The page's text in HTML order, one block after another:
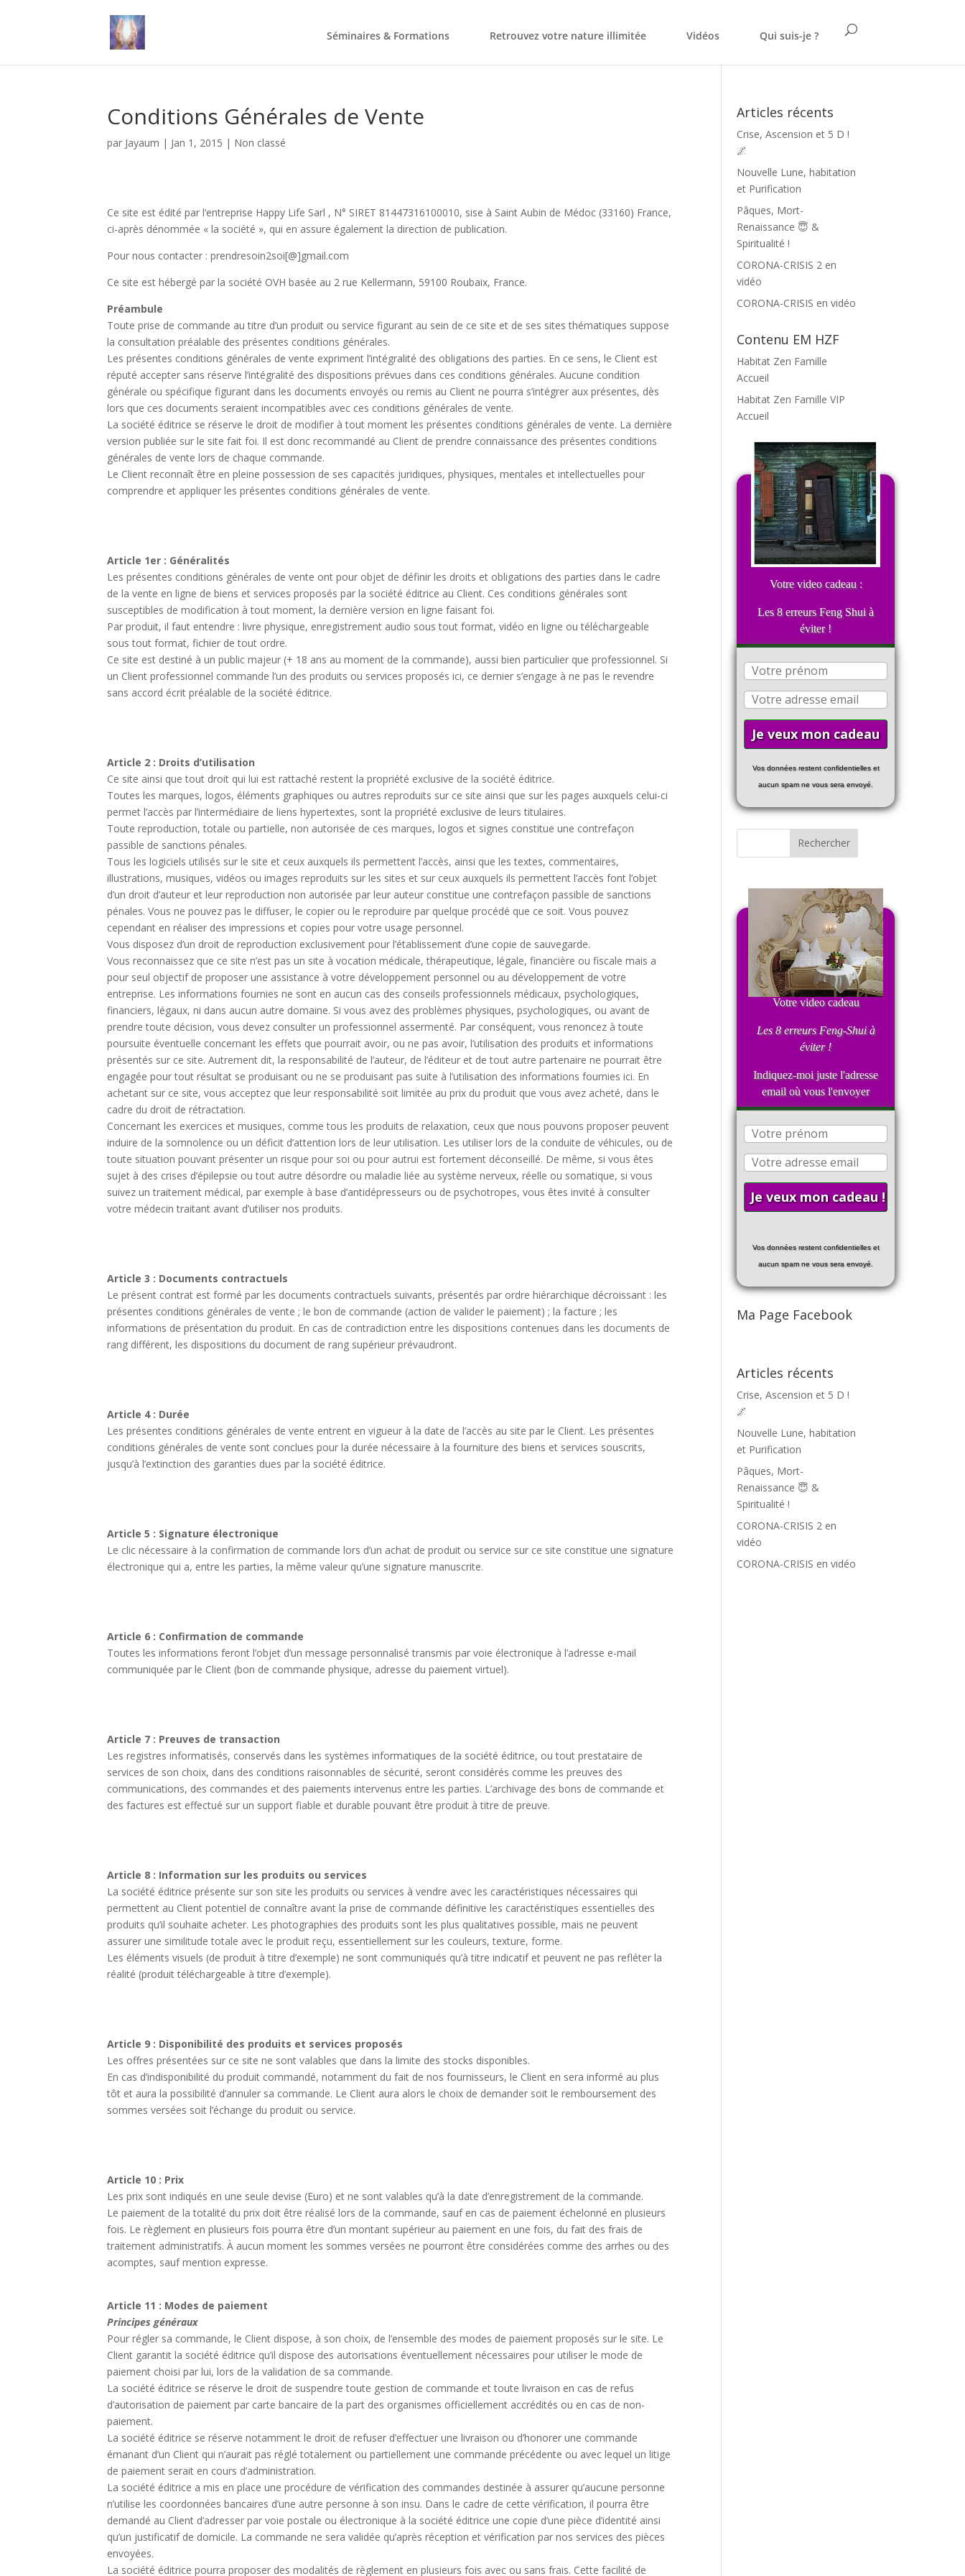
Séminaires & Formations Retrouvez votre nature illimitée Vidéos Qui suis-je ?
Conditions Générales de Vente
par Jayaum | Jan 1, 2015 | Non classé
Ce site est édité par l’entreprise Happy Life Sarl , N° SIRET 81447316100010, sise à Saint Aubin de Médoc (33160) France,
ci-après dénommée « la société », qui en assure également la direction de publication.
Pour nous contacter : prendresoin2soi[@]gmail.com
Ce site est hébergé par la société OVH basée au 2 rue Kellermann, 59100 Roubaix, France.
Préambule
Toute prise de commande au titre d’un produit ou service figurant au sein de ce site et de ses sites thématiques suppose
la consultation préalable des présentes conditions générales.
Les présentes conditions générales de vente expriment l’intégralité des obligations des parties. En ce sens, le Client est
réputé accepter sans réserve l’intégralité des dispositions prévues dans ces conditions générales. Aucune condition
générale ou spécifique figurant dans les documents envoyés ou remis au Client ne pourra s’intégrer aux présentes, dès
lors que ces documents seraient incompatibles avec ces conditions générales de vente.
La société éditrice se réserve le droit de modifier à tout moment les présentes conditions générales de vente. La dernière
version publiée sur le site fait foi. Il est donc recommandé au Client de prendre connaissance des présentes conditions
générales de vente lors de chaque commande.
Le Client reconnaît être en pleine possession de ses capacités juridiques, physiques, mentales et intellectuelles pour
comprendre et appliquer les présentes conditions générales de vente.
Article 1er : Généralités
Les présentes conditions générales de vente ont pour objet de définir les droits et obligations des parties dans le cadre
de la vente en ligne de biens et services proposés par la société éditrice au Client. Ces conditions générales sont
susceptibles de modification à tout moment, la dernière version en ligne faisant foi.
Par produit, il faut entendre : livre physique, enregistrement audio sous tout format, vidéo en ligne ou téléchargeable
sous tout format, fichier de tout ordre.
Ce site est destiné à un public majeur (+ 18 ans au moment de la commande), aussi bien particulier que professionnel. Si
un Client professionnel commande l’un des produits ou services proposés ici, ce dernier s’engage à ne pas le revendre
sans accord écrit préalable de la société éditrice.
Article 2 : Droits d’utilisation
Ce site ainsi que tout droit qui lui est rattaché restent la propriété exclusive de la société éditrice.
Toutes les marques, logos, éléments graphiques ou autres reproduits sur ce site ainsi que sur les pages auxquels celui-ci
permet l’accès par l’intermédiaire de liens hypertextes, sont la propriété exclusive de leurs titulaires.
Toute reproduction, totale ou partielle, non autorisée de ces marques, logos et signes constitue une contrefaçon
passible de sanctions pénales.
Tous les logiciels utilisés sur le site et ceux auxquels ils permettent l’accès, ainsi que les textes, commentaires,
illustrations, musiques, vidéos ou images reproduits sur les sites et sur ceux auxquels ils permettent l’accès font l’objet
d’un droit d’auteur et leur reproduction non autorisée par leur auteur constitue une contrefaçon passible de sanctions
pénales. Vous ne pouvez pas le diffuser, le copier ou le reproduire par quelque procédé que ce soit. Vous pouvez
cependant en réaliser des impressions et copies pour votre usage personnel.
Vous disposez d’un droit de reproduction exclusivement pour l’établissement d’une copie de sauvegarde.
Vous reconnaissez que ce site n’est pas un site à vocation médicale, thérapeutique, légale, financière ou fiscale mais a
pour seul objectif de proposer une assistance à votre développement personnel ou au développement de votre
entreprise. Les informations fournies ne sont en aucun cas des conseils professionnels médicaux, psychologiques,
financiers, légaux, ni dans aucun autre domaine. Si vous avez des problèmes physiques, psychologiques, ou avant de
prendre toute décision, vous devez consulter un professionnel assermenté. Par conséquent, vous renoncez à toute
poursuite éventuelle concernant les effets que pourrait avoir, ou ne pas avoir, l’utilisation des produits et informations
présentés sur ce site. Autrement dit, la responsabilité de l’auteur, de l’éditeur et de tout autre partenaire ne pourrait être
engagée pour tout résultat se produisant ou ne se produisant pas suite à l’utilisation des informations fournies ici. En
achetant sur ce site, vous acceptez que leur responsabilité soit limitée au prix du produit que vous avez acheté, dans le
cadre du droit de rétractation.
Concernant les exercices et musiques, comme tous les produits de relaxation, ceux que nous pouvons proposer peuvent
induire de la somnolence ou un déficit d’attention lors de leur utilisation. Les utiliser lors de la conduite de véhicules, ou de
toute situation pouvant présenter un risque pour soi ou pour autrui est fortement déconseillé. De même, si vous êtes
sujet à des crises d’épilepsie ou tout autre désordre ou maladie liée au système nerveux, réelle ou somatique, si vous
suivez un traitement médical, par exemple à base d’antidépresseurs ou de psychotropes, vous êtes invité à consulter
votre médecin traitant avant d’utiliser nos produits.
Article 3 : Documents contractuels
Le présent contrat est formé par les documents contractuels suivants, présentés par ordre hiérarchique décroissant : les
présentes conditions générales de vente ; le bon de commande (action de valider le paiement) ; la facture ; les
informations de présentation du produit. En cas de contradiction entre les dispositions contenues dans les documents de
rang différent, les dispositions du document de rang supérieur prévaudront.
Article 4 : Durée
Les présentes conditions générales de vente entrent en vigueur à la date de l’accès au site par le Client. Les présentes
conditions générales de vente sont conclues pour la durée nécessaire à la fourniture des biens et services souscrits,
jusqu’à l’extinction des garanties dues par la société éditrice.
Article 5 : Signature électronique
Le clic nécessaire à la confirmation de commande lors d’un achat de produit ou service sur ce site constitue une signature
électronique qui a, entre les parties, la même valeur qu’une signature manuscrite.
Article 6 : Confirmation de commande
Toutes les informations feront l’objet d’un message personnalisé transmis par voie électronique à l’adresse e-mail
communiquée par le Client (bon de commande physique, adresse du paiement virtuel).
Article 7 : Preuves de transaction
Les registres informatisés, conservés dans les systèmes informatiques de la société éditrice, ou tout prestataire de
services de son choix, dans des conditions raisonnables de sécurité, seront considérés comme les preuves des
communications, des commandes et des paiements intervenus entre les parties. L’archivage des bons de commande et
des factures est effectué sur un support fiable et durable pouvant être produit à titre de preuve.
Article 8 : Information sur les produits ou services
La société éditrice présente sur son site les produits ou services à vendre avec les caractéristiques nécessaires qui
permettent au Client potentiel de connaître avant la prise de commande définitive les caractéristiques essentielles des
produits qu’il souhaite acheter. Les photographies des produits sont les plus qualitatives possible, mais ne peuvent
assurer une similitude totale avec le produit reçu, essentiellement sur les couleurs, texture, forme.
Les éléments visuels (de produit à titre d’exemple) ne sont communiqués qu’à titre indicatif et peuvent ne pas refléter la
réalité (produit téléchargeable à titre d’exemple).
Article 9 : Disponibilité des produits et services proposés
Les offres présentées sur ce site ne sont valables que dans la limite des stocks disponibles.
En cas d’indisponibilité du produit commandé, notamment du fait de nos fournisseurs, le Client en sera informé au plus
tôt et aura la possibilité d’annuler sa commande. Le Client aura alors le choix de demander soit le remboursement des
sommes versées soit l’échange du produit ou service.
Article 10 : Prix
Les prix sont indiqués en une seule devise (Euro) et ne sont valables qu’à la date d’enregistrement de la commande.
Le paiement de la totalité du prix doit être réalisé lors de la commande, sauf en cas de paiement échelonné en plusieurs
fois. Le règlement en plusieurs fois pourra être d’un montant supérieur au paiement en une fois, du fait des frais de
traitement administratifs. À aucun moment les sommes versées ne pourront être considérées comme des arrhes ou des
acomptes, sauf mention expresse.
Article 11 : Modes de paiement
Principes généraux
Pour régler sa commande, le Client dispose, à son choix, de l’ensemble des modes de paiement proposés sur le site. Le
Client garantit la société éditrice qu’il dispose des autorisations éventuellement nécessaires pour utiliser le mode de
paiement choisi par lui, lors de la validation de sa commande.
La société éditrice se réserve le droit de suspendre toute gestion de commande et toute livraison en cas de refus
d’autorisation de paiement par carte bancaire de la part des organismes officiellement accrédités ou en cas de non-
paiement.
La société éditrice se réserve notamment le droit de refuser d’effectuer une livraison ou d’honorer une commande
émanant d’un Client qui n’aurait pas réglé totalement ou partiellement une commande précédente ou avec lequel un litige
de paiement serait en cours d’administration.
La société éditrice a mis en place une procédure de vérification des commandes destinée à assurer qu’aucune personne
n’utilise les coordonnées bancaires d’une autre personne à son insu. Dans le cadre de cette vérification, il pourra être
demandé au Client d’adresser par voie postale ou électronique à la société éditrice une copie d’une pièce d’identité ainsi
qu’un justificatif de domicile. La commande ne sera validée qu’après réception et vérification par nos services des pièces
envoyées.
La société éditrice pourra proposer des modalités de règlement en plusieurs fois avec ou sans frais. Cette facilité de
Articles récents
Crise, Ascension et 5 D !
🌌
Nouvelle Lune, habitation
et Purification
Pâques, Mort-
Renaissance 😇 &
Spiritualité !
CORONA-CRISIS 2 en
vidéo
CORONA-CRISIS en vidéo
Contenu EM HZF
Habitat Zen Famille
Accueil
Habitat Zen Famille VIP
Accueil
Votre video cadeau :
Les 8 erreurs Feng Shui à
éviter !
Vos données restent confidentielles et
aucun spam ne vous sera envoyé.
Votre video cadeau
Les 8 erreurs Feng-Shuià
éviter !
Indiquez-moi juste l'adresse
email où vous l'envoyer
Vos données restent confidentielles et
aucun spam ne vous sera envoyé.
Ma Page Facebook
Articles récents
Crise, Ascension et 5 D !
🌌
Nouvelle Lune, habitation
et Purification
Pâques, Mort-
Renaissance 😇 &
Spiritualité !
CORONA-CRISIS 2 en
vidéo
CORONA-CRISIS en vidéo